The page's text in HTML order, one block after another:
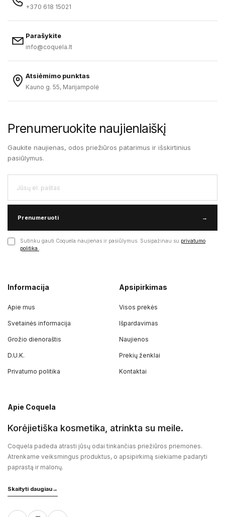
+370 618 15021
Parašykite
info@coquela.lt
Atsiėmimo punktas
Kauno g. 55, Marijampolė
Prenumeruokite naujienlaiškį
Gaukite naujienas, odos priežiūros patarimus ir išskirtinius
pasiūlymus.
Prenumeruoti →
Sutinku gauti Coquela naujienas ir pasiūlymus. Susipažinau su privatumo
politika
Informacija
Apie mus
Svetainės informacija
Grožio dienoraštis
D.U.K.
Privatumo politika
Apsipirkimas
Visos prekės
Išpardavimas
Naujienos
Prekių ženklai
Kontaktai
Apie Coquela
Korėjietiška kosmetika, atrinkta su meile.
Coquela padeda atrasti jūsų odai tinkančias priežiūros priemones.
Atrenkame veiksmingus produktus, o apsipirkimą siekiame padaryti
paprastą ir malonų.
Skaityti daugiau→